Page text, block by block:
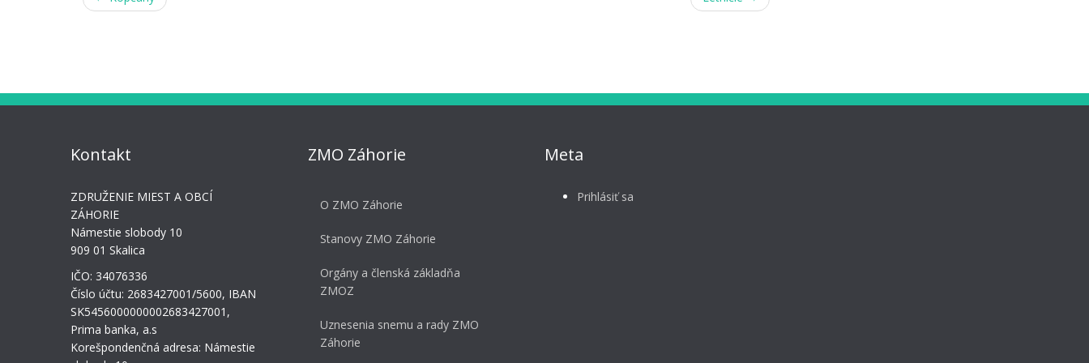
Kontakt
ZDRUŽENIE MIEST A OBCÍ
ZÁHORIE
Námestie slobody 10
909 01 Skalica
IČO: 34076336
Číslo účtu: 2683427001/5600, IBAN
SK5456000000002683427001,
Prima banka, a.s
Korešpondenčná adresa: Námestie
ZMO Záhorie
O ZMO Záhorie
Stanovy ZMO Záhorie
Orgány a členská základňa
ZMOZ
Uznesenia snemu a rady ZMO
Záhorie
Meta
Prihlásiť sa